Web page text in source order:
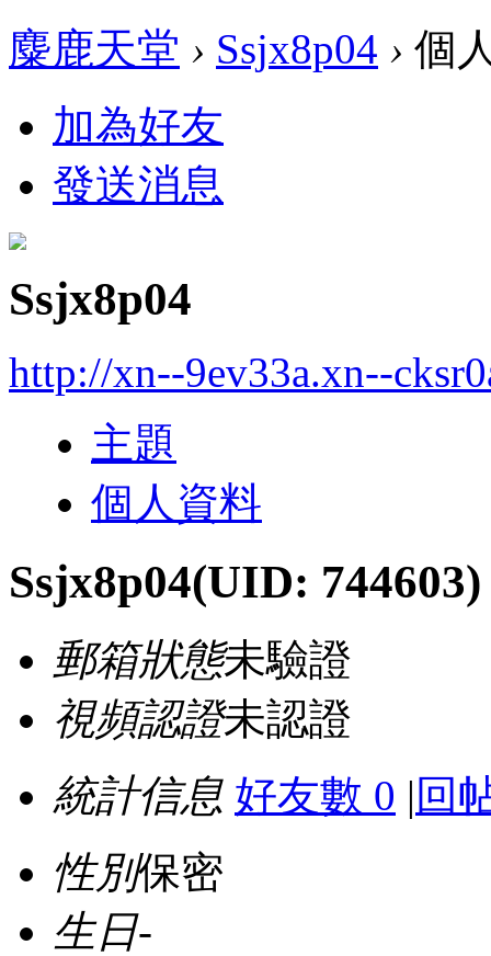
麋鹿天堂 › Ssjx8p04 › 個
加為好友
發送消息
Ssjx8p04
http://xn--9ev33a.xn--
主題
個人資料
Ssjx8p04(UID: 744603)
郵箱狀態未驗證
視頻認證未認證
統計信息 好友數 0 | 回
性別保密
生日-